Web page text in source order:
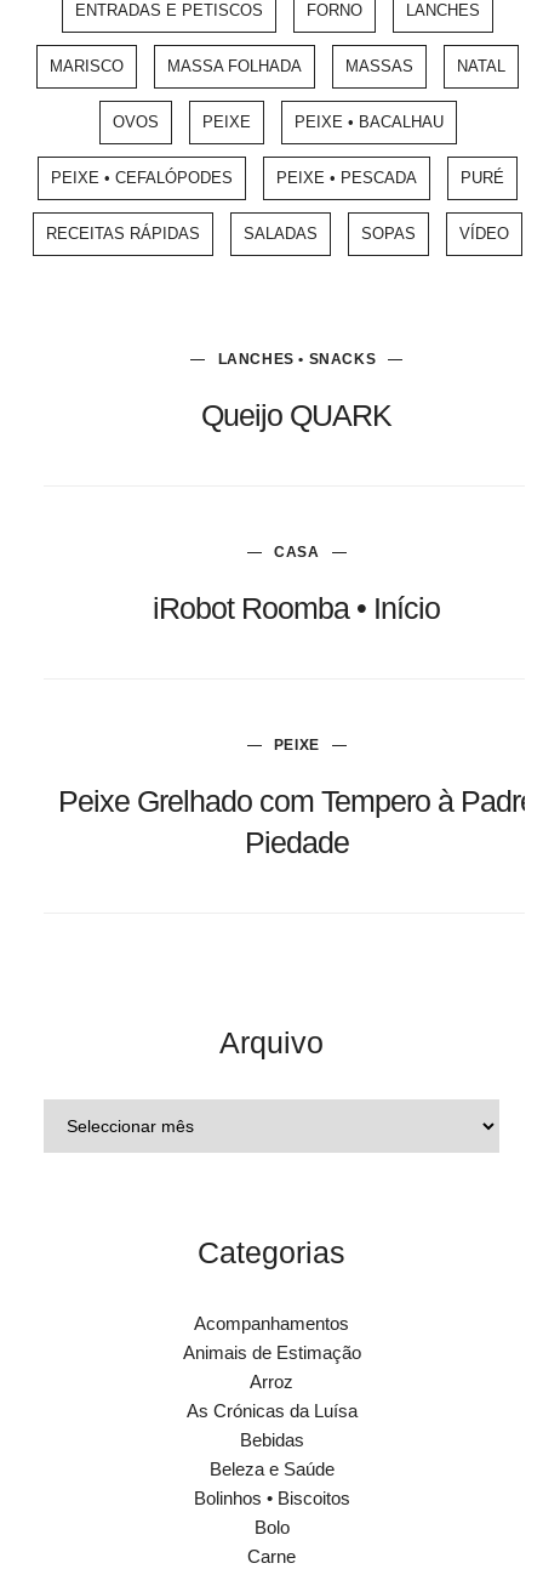
ENTRADAS E PETISCOS FORNO LANCHES
MARISCO MASSA FOLHADA MASSAS NATAL
OVOS PEIXE PEIXE • BACALHAU
PEIXE • CEFALÓPODES PEIXE • PESCADA PURÉ
RECEITAS RÁPIDAS SALADAS SOPAS VÍDEO
LANCHES • SNACKS
Queijo QUARK
CASA
iRobot Roomba • Início
PEIXE
Peixe Grelhado com Tempero à Padre
Piedade
Arquivo
Categorias
Acompanhamentos
Animais de Estimação
Arroz
As Crónicas da Luísa
Bebidas
Beleza e Saúde
Bolinhos • Biscoitos
Bolo
Carne